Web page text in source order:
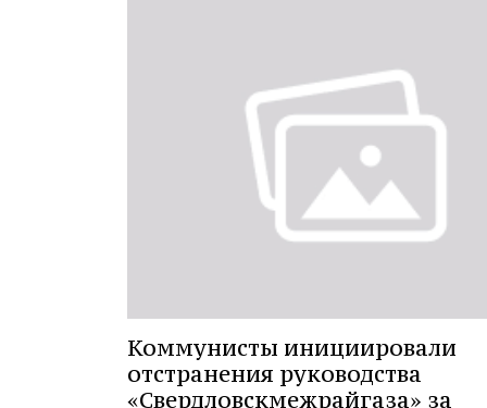
Коммунисты инициировали
отстранения руководства
«Свердловскмежрайгаза» за